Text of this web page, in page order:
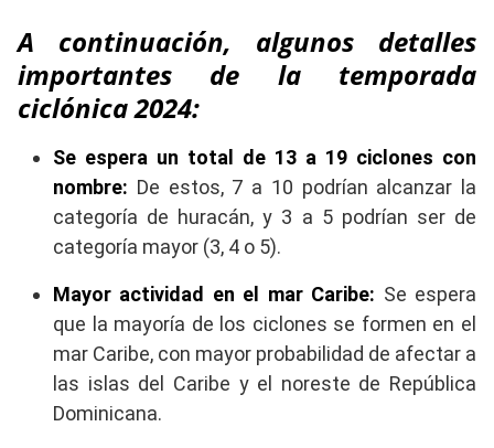
A continuación, algunos detalles
importantes de la temporada
ciclónica 2024:
Se espera un total de 13 a 19 ciclones con
nombre: De estos, 7 a 10 podrían alcanzar la
categoría de huracán, y 3 a 5 podrían ser de
categoría mayor (3, 4 o 5).
Mayor actividad en el mar Caribe: Se espera
que la mayoría de los ciclones se formen en el
mar Caribe, con mayor probabilidad de afectar a
las islas del Caribe y el noreste de República
Dominicana.